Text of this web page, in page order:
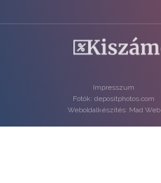
Impresszum
Fotók: depositphotos.com
Weboldalkészítés: Mad Web